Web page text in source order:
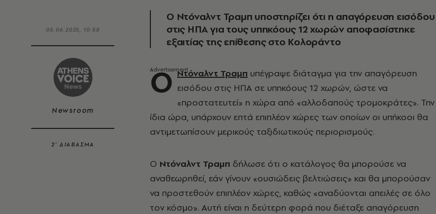
05.06.2025, 10:58
Newsroom
2’ ΔΙΑΒΑΣΜΑ
Ο Ντόναλντ Τραμπ υποστηρίζει ότι η απαγόρευση εισόδου
στις ΗΠΑ για τους υπηκόους 12 χωρών αποφασίστηκε
εξαιτίας της επίθεσης στο Κολοράντο
Ο Ντόναλντ Τραμπ υπέγραψε διάταγμα για την απαγόρευση
εισόδου στις ΗΠΑ σε υπηκόους 12 χωρών, ώστε να
«προστατευτεί» η χώρα από «αλλοδαπούς τρομοκράτες». Την
ίδια ώρα, υπάρχουν επτά επιπλέον χώρες των οποίων οι υπήκοοι θα
αντιμετωπίσουν μερικούς ταξιδιωτικούς περιορισμούς.
Ο Ντόναλντ Τραμπ δήλωσε ότι ο κατάλογος θα μπορούσε να
αναθεωρηθεί, εάν γίνουν «ουσιώδεις βελτιώσεις» και θα μπορούσαν
να προστεθούν επιπλέον χώρες, καθώς «αναδύονται απειλές σε όλο
τον κόσμο». Αυτή είναι η δεύτερη φορά που διέταξε απαγόρευση